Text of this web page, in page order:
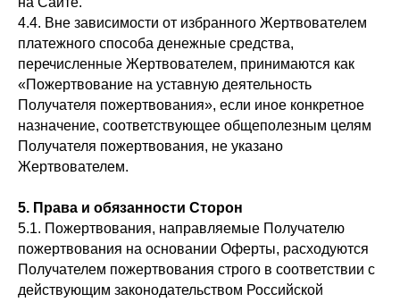
4.4. Вне зависимости от избранного Жертвователем
платежного способа денежные средства,
перечисленные Жертвователем, принимаются как
«Пожертвование на уставную деятельность
Получателя пожертвования», если иное конкретное
назначение, соответствующее общеполезным целям
Получателя пожертвования, не указано
Жертвователем.
5. Права и обязанности Сторон
5.1. Пожертвования, направляемые Получателю
пожертвования на основании Оферты, расходуются
Получателем пожертвования строго в соответствии с
действующим законодательством Российской